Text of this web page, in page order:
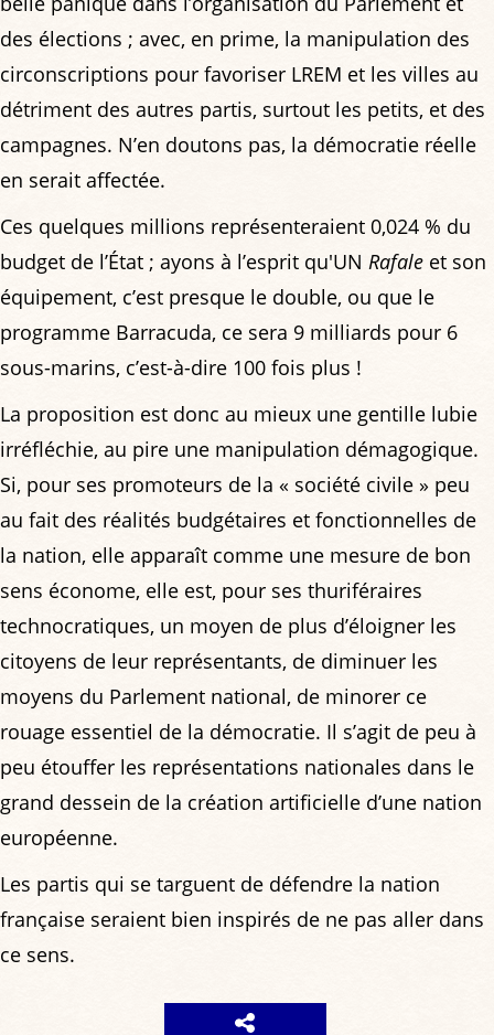
des élections ; avec, en prime, la manipulation des
circonscriptions pour favoriser LREM et les villes au
détriment des autres partis, surtout les petits, et des
campagnes. N’en doutons pas, la démocratie réelle
en serait affectée.
Ces quelques millions représenteraient 0,024 % du
budget de l’État ; ayons à l’esprit qu'UN Rafale et son
équipement, c’est presque le double, ou que le
programme Barracuda, ce sera 9 milliards pour 6
sous-marins, c’est-à-dire 100 fois plus !
La proposition est donc au mieux une gentille lubie
irréfléchie, au pire une manipulation démagogique.
Si, pour ses promoteurs de la « société civile » peu
au fait des réalités budgétaires et fonctionnelles de
la nation, elle apparaît comme une mesure de bon
sens économe, elle est, pour ses thuriféraires
technocratiques, un moyen de plus d’éloigner les
citoyens de leur représentants, de diminuer les
moyens du Parlement national, de minorer ce
rouage essentiel de la démocratie. Il s’agit de peu à
peu étouffer les représentations nationales dans le
grand dessein de la création artificielle d’une nation
européenne.
Les partis qui se targuent de défendre la nation
française seraient bien inspirés de ne pas aller dans
ce sens.